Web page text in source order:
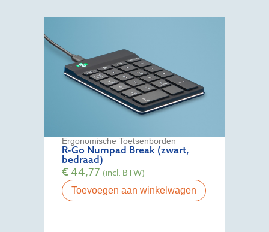
Ergonomische Toetsenborden
R-Go Numpad Break (zwart,
bedraad)
€44,77 (incl. BTW)
Toevoegen aan winkelwagen